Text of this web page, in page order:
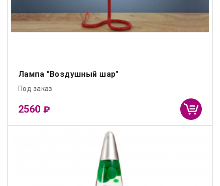
Лампа "Воздушный шар"
Под заказ
2560₽